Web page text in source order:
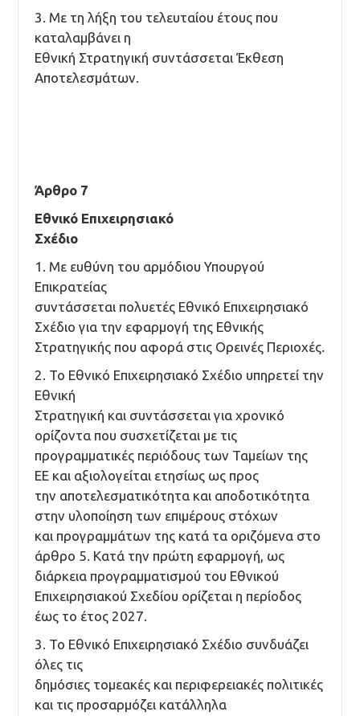
3. Με τη λήξη του τελευταίου έτους που
καταλαμβάνει η
Εθνική Στρατηγική συντάσσεται Έκθεση
Αποτελεσμάτων.
Άρθρο 7
Εθνικό Επιχειρησιακό
Σχέδιο
1. Με ευθύνη του αρμόδιου Υπουργού
Επικρατείας
συντάσσεται πολυετές Εθνικό Επιχειρησιακό
Σχέδιο για την εφαρμογή της Εθνικής
Στρατηγικής που αφορά στις Ορεινές Περιοχές.
2. Το Εθνικό Επιχειρησιακό Σχέδιο υπηρετεί την
Εθνική
Στρατηγική και συντάσσεται για χρονικό
ορίζοντα που συσχετίζεται με τις
προγραμματικές περιόδους των Ταμείων της
ΕΕ και αξιολογείται ετησίως ως προς
την αποτελεσματικότητα και αποδοτικότητα
στην υλοποίηση των επιμέρους στόχων
και προγραμμάτων της κατά τα οριζόμενα στο
άρθρο 5. Κατά την πρώτη εφαρμογή, ως
διάρκεια προγραμματισμού του Εθνικού
Επιχειρησιακού Σχεδίου ορίζεται η περίοδος
έως το έτος 2027.
3. Το Εθνικό Επιχειρησιακό Σχέδιο συνδυάζει
όλες τις
δημόσιες τομεακές και περιφερειακές πολιτικές
και τις προσαρμόζει κατάλληλα